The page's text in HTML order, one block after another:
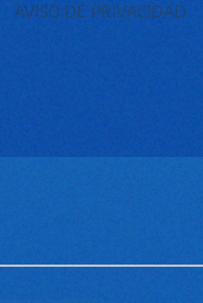
AVISO DE PRIVACIDAD